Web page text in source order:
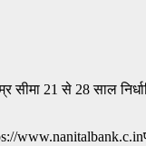
21 से 28 साल